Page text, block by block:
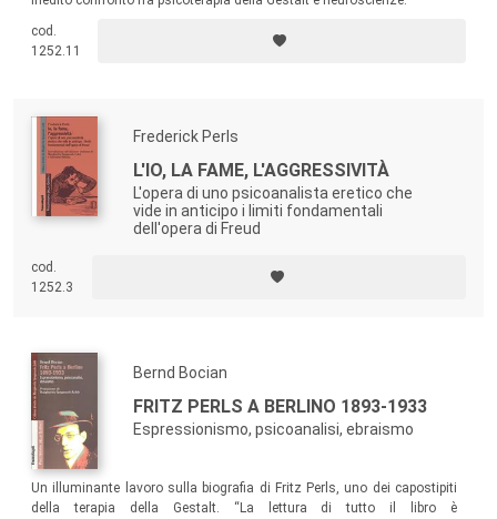
cod.
1252.11
Frederick Perls
L'IO, LA FAME, L'AGGRESSIVITÀ
L'opera di uno psicoanalista eretico che
vide in anticipo i limiti fondamentali
dell'opera di Freud
cod.
1252.3
Bernd Bocian
FRITZ PERLS A BERLINO 1893-1933
Espressionismo, psicoanalisi, ebraismo
Un illuminante lavoro sulla biografia di Fritz Perls, uno dei capostipiti
della terapia della Gestalt. “La lettura di tutto il libro è